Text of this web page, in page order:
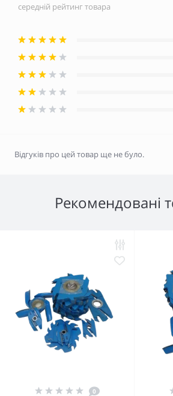
середній рейтинг товара
Відгуків про цей товар ще не було.
Рекомендовані
0